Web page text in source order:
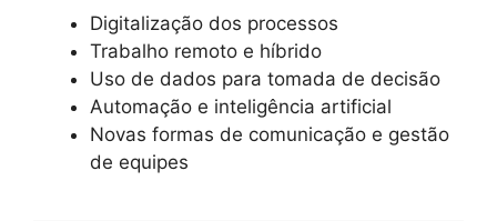
Digitalização dos processos
Trabalho remoto e híbrido
Uso de dados para tomada de decisão
Automação e inteligência artificial
Novas formas de comunicação e gestão
de equipes